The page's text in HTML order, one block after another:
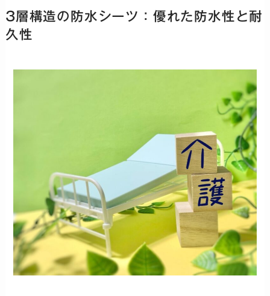
3層構造の防水シーツ：優れた防水性と耐
久性